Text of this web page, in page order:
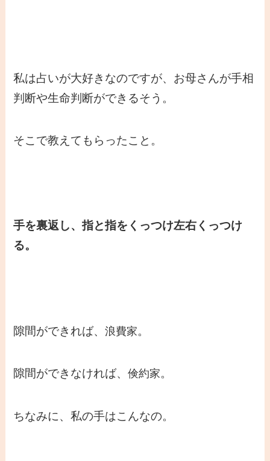
私は占いが大好きなのですが、お母さんが手相
判断や生命判断ができるそう。
そこで教えてもらったこと。
手を裏返し、指と指をくっつけ左右くっつけ
る。
隙間ができれば、浪費家。
隙間ができなければ、倹約家。
ちなみに、私の手はこんなの。